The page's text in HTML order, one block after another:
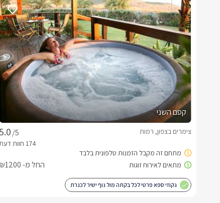
קסם השני
/5
צימרים בצפון, רמות
החל מ- ₪1200
גקוזי ספא פרטי לכל בקתה מול נוף ישיר לכנרת